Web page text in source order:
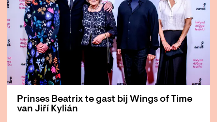
Prinses Beatrix te gast bij Wings of Time
van Jiří Kylián